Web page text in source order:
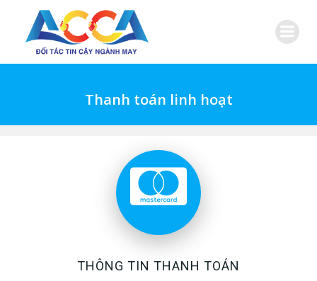
Thanh toán linh hoạt
THÔNG TIN THANH TOÁN